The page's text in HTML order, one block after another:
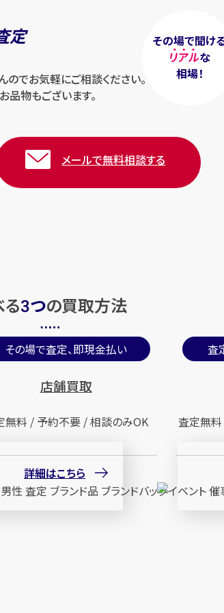
その場で聞け
リアルな
相場！
定
でお気軽にご相談ください。
物もございます。
メールで無料相談する
3つの買取方法
その場で査定、即現金払い
店舗買取
無料 / 予約不要 / 相談のみOK
詳細はこちら
査
査定無